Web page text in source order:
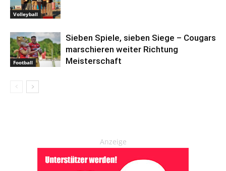
Volleyball
Football
Sieben Spiele, sieben Siege – Cougars
marschieren weiter Richtung
Meisterschaft
Anzeige